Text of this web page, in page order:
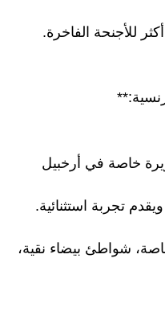
خاصة في أرخبيل
ويقدم تجربة استثنائية.
شواطئ بيضاء نقية،